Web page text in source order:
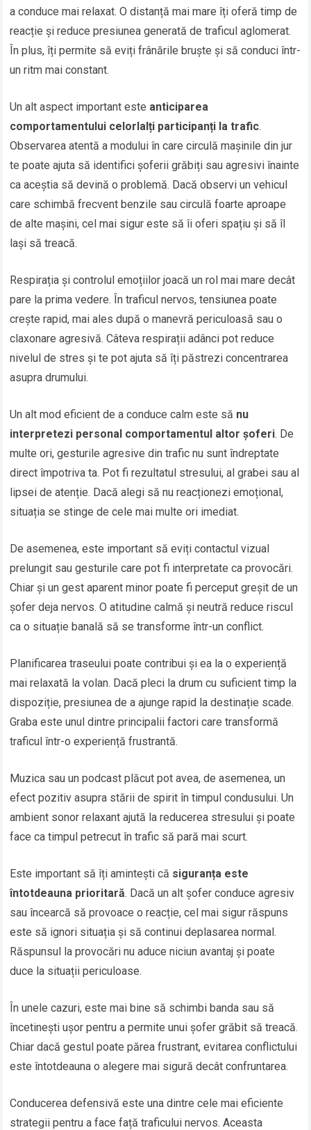
a conduce mai relaxat. O distanță mai mare îți oferă timp de
reacție și reduce presiunea generată de traficul aglomerat.
În plus, îți permite să eviți frânările bruște și să conduci într-
un ritm mai constant.
Un alt aspect important este anticiparea
comportamentului celorlalți participanți la trafic.
Observarea atentă a modului în care circulă mașinile din jur
te poate ajuta să identifici șoferii grăbiți sau agresivi înainte
ca aceștia să devină o problemă. Dacă observi un vehicul
care schimbă frecvent benzile sau circulă foarte aproape
de alte mașini, cel mai sigur este să îi oferi spațiu și să îl
lași să treacă.
Respirația și controlul emoțiilor joacă un rol mai mare decât
pare la prima vedere. În traficul nervos, tensiunea poate
crește rapid, mai ales după o manevră periculoasă sau o
claxonare agresivă. Câteva respirații adânci pot reduce
nivelul de stres și te pot ajuta să îți păstrezi concentrarea
asupra drumului.
Un alt mod eficient de a conduce calm este să nu
interpretezi personal comportamentul altor șoferi. De
multe ori, gesturile agresive din trafic nu sunt îndreptate
direct împotriva ta. Pot fi rezultatul stresului, al grabei sau al
lipsei de atenție. Dacă alegi să nu reacționezi emoțional,
situația se stinge de cele mai multe ori imediat.
De asemenea, este important să eviți contactul vizual
prelungit sau gesturile care pot fi interpretate ca provocări.
Chiar și un gest aparent minor poate fi perceput greșit de un
șofer deja nervos. O atitudine calmă și neutră reduce riscul
ca o situație banală să se transforme într-un conflict.
Planificarea traseului poate contribui și ea la o experiență
mai relaxată la volan. Dacă pleci la drum cu suficient timp la
dispoziție, presiunea de a ajunge rapid la destinație scade.
Graba este unul dintre principalii factori care transformă
traficul într-o experiență frustrantă.
Muzica sau un podcast plăcut pot avea, de asemenea, un
efect pozitiv asupra stării de spirit în timpul condusului. Un
ambient sonor relaxant ajută la reducerea stresului și poate
face ca timpul petrecut în trafic să pară mai scurt.
Este important să îți amintești că siguranța este
întotdeauna prioritară. Dacă un alt șofer conduce agresiv
sau încearcă să provoace o reacție, cel mai sigur răspuns
este să ignori situația și să continui deplasarea normal.
Răspunsul la provocări nu aduce niciun avantaj și poate
duce la situații periculoase.
În unele cazuri, este mai bine să schimbi banda sau să
încetinești ușor pentru a permite unui șofer grăbit să treacă.
Chiar dacă gestul poate părea frustrant, evitarea conflictului
este întotdeauna o alegere mai sigură decât confruntarea.
Conducerea defensivă este una dintre cele mai eficiente
strategii pentru a face față traficului nervos. Aceasta